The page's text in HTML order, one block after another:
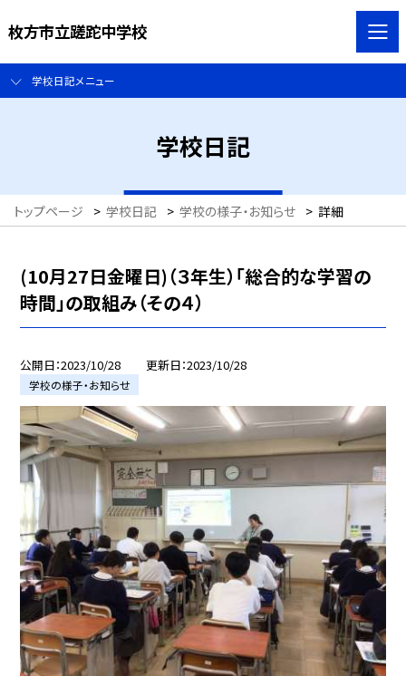
枚方市立蹉跎中学校
学校日記メニュー
学校日記
トップページ > 学校日記 > 学校の様子・お知らせ > 詳細
(10月27日金曜日)（３年生）「総合的な学習の
時間」の取組み（その４）
公開日 2023/10/28 更新日 2023/10/28
学校の様子・お知らせ